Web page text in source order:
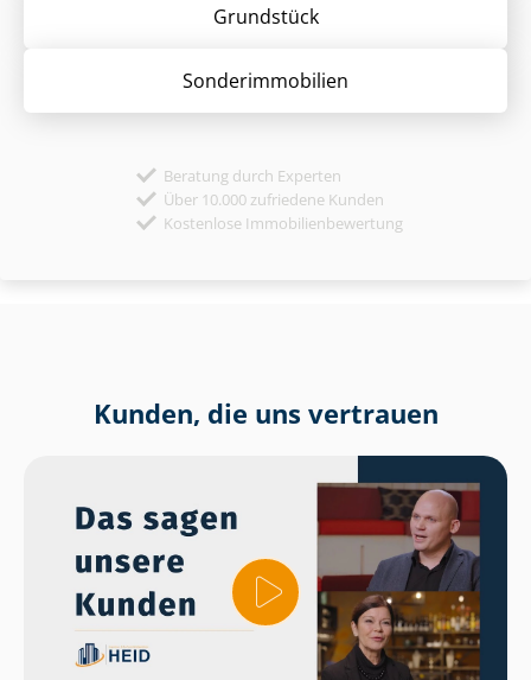
Grund­stück
Sonder­immobilien
Beratung durch Experten
Über 10.000 zufriedene Kunden
Kostenlose Immobilienbewertung
Kunden, die uns vertrauen